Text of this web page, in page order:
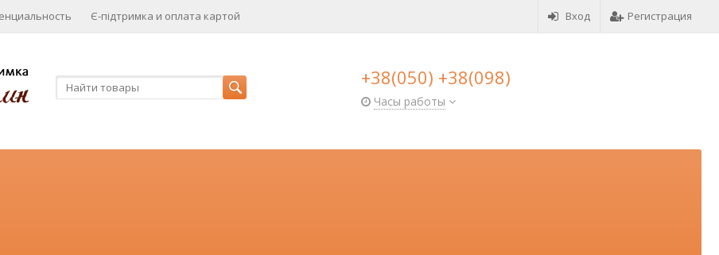
Вход Регистрация
Є-підтримка и оплата картой
+38(050) +38(098)
Часы работы